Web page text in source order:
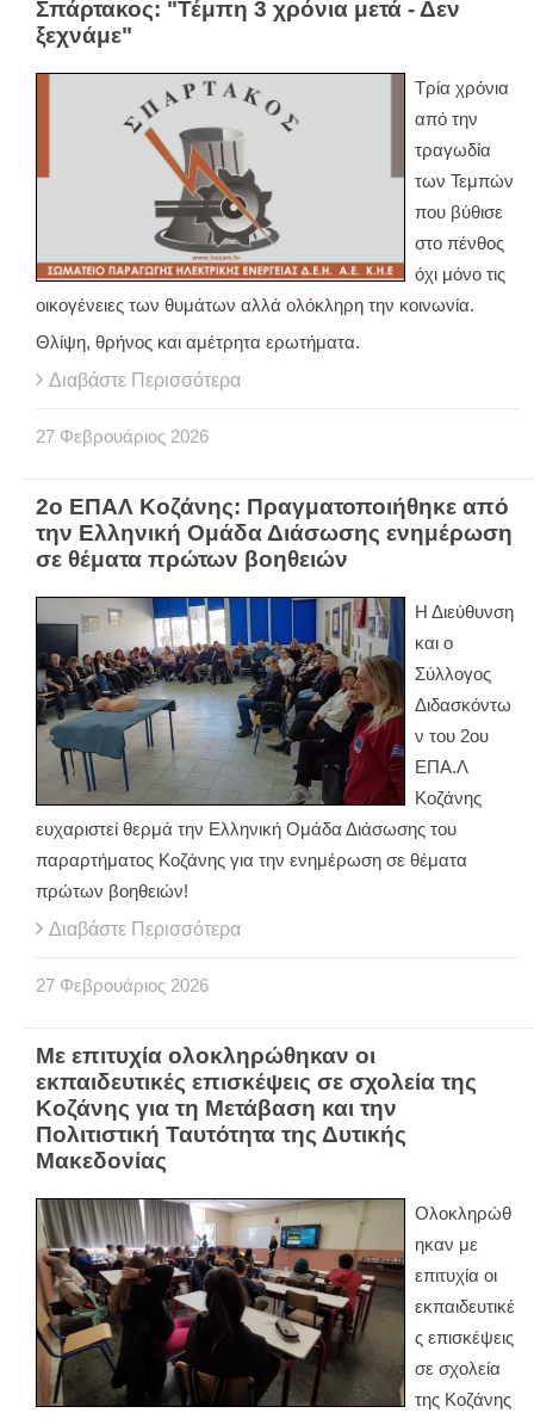
Σπάρτακος: "Τέμπη 3 χρόνια μετά - Δεν
ξεχνάμε"
Τρία χρόνια
από την
τραγωδία
των Τεμπών
που βύθισε
στο πένθος
όχι μόνο τις
οικογένειες των θυμάτων αλλά ολόκληρη την κοινωνία.
Θλίψη, θρήνος και αμέτρητα ερωτήματα.
Διαβάστε Περισσότερα
27 Φεβρουάριος 2026
2ο ΕΠΑΛ Κοζάνης: Πραγματοποιήθηκε από
την Ελληνική Ομάδα Διάσωσης ενημέρωση
σε θέματα πρώτων βοηθειών
Η Διεύθυνση
και ο
Σύλλογος
Διδασκόντω
ν του 2ου
ΕΠΑ.Λ
Κοζάνης
ευχαριστεί θερμά την Ελληνική Ομάδα Διάσωσης του
παραρτήματος Κοζάνης για την ενημέρωση σε θέματα
πρώτων βοηθειών!
Διαβάστε Περισσότερα
27 Φεβρουάριος 2026
Με επιτυχία ολοκληρώθηκαν οι
εκπαιδευτικές επισκέψεις σε σχολεία της
Κοζάνης για τη Μετάβαση και την
Πολιτιστική Ταυτότητα της Δυτικής
Μακεδονίας
Ολοκληρώθ
ηκαν με
επιτυχία οι
εκπαιδευτικέ
ς επισκέψεις
σε σχολεία
της Κοζάνης